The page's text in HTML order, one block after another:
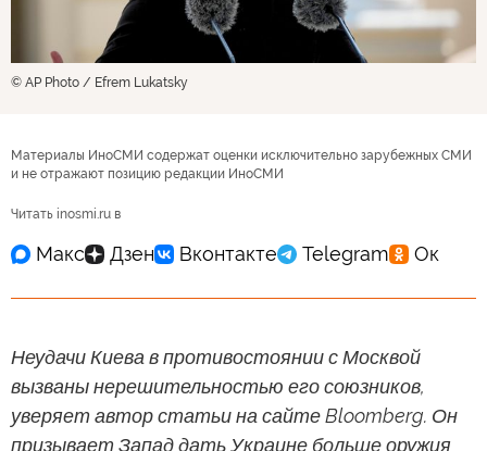
© AP Photo / Efrem Lukatsky
Материалы ИноСМИ содержат оценки исключительно зарубежных СМИ
и не отражают позицию редакции ИноСМИ
Читать inosmi.ru в
Неудачи Киева в противостоянии с Москвой
вызваны нерешительностью его союзников,
уверяет автор статьи на сайте Bloomberg. Он
призывает Запад дать Украине больше оружия